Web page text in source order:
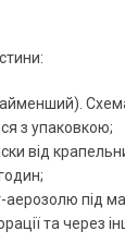
з упаковкою;
від
під
та через